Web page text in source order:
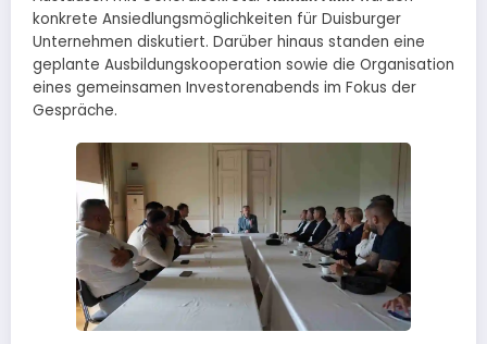
konkrete Ansiedlungsmöglichkeiten für Duisburger
Unternehmen diskutiert. Darüber hinaus standen eine
geplante Ausbildungskooperation sowie die Organisation
eines gemeinsamen Investorenabends im Fokus der
Gespräche.